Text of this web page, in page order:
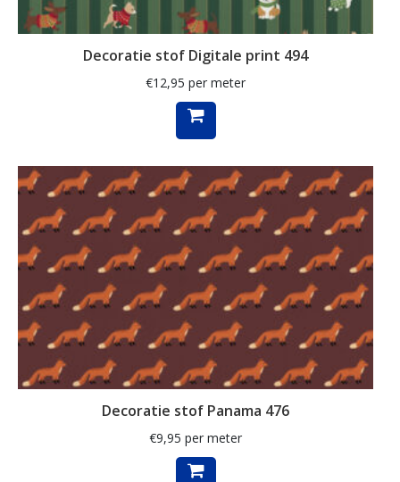
katoen
kerstman
kerstster
keuken
kippen
klaproos
klaprozen
klaver
Decoratie stof Digitale print 494
€12,95 per meter
Decoratie stof Panama 476
€9,95 per meter